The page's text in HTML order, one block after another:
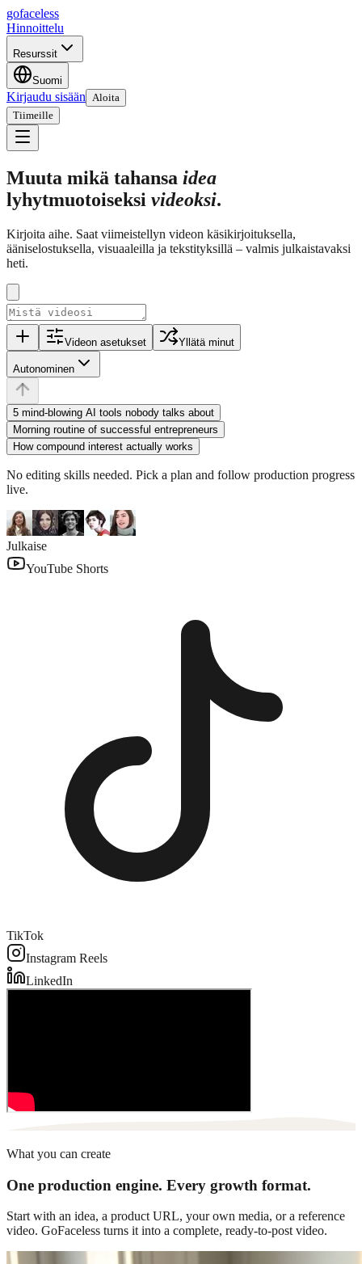
gofaceless
Hinnoittelu
Resurssit
Suomi
Kirjaudu sisään Aloita
Tiimeille
Muuta mikä tahansa idea
lyhytmuotoiseksi videoksi.
Kirjoita aihe. Saat viimeistellyn videon käsikirjoituksella,
ääniselostuksella, visuaaleilla ja tekstityksillä – valmis julkaistavaksi
heti.
Videon asetukset Yllätä minut
Autonominen
5 mind-blowing AI tools nobody talks about
Morning routine of successful entrepreneurs
How compound interest actually works
No editing skills needed. Pick a plan and follow production progress
live.
Julkaise
YouTube Shorts
TikTok
Instagram Reels
LinkedIn
What you can create
One production engine. Every growth format.
Start with an idea, a product URL, your own media, or a reference
video. GoFaceless turns it into a complete, ready-to-post video.